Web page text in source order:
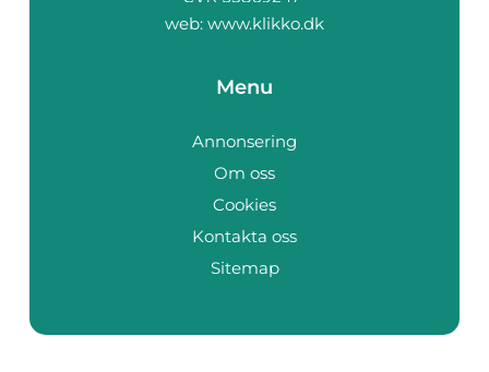
web: www.klikko.dk
Menu
Annonsering
Om oss
Cookies
Kontakta oss
Sitemap